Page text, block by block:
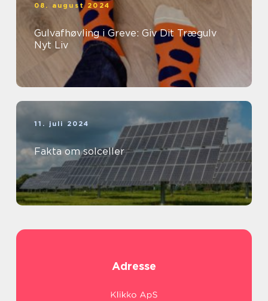
08. august 2024
Gulvafhøvling i Greve: Giv Dit Trægulv
Nyt Liv
11. juli 2024
Fakta om solceller
Adresse